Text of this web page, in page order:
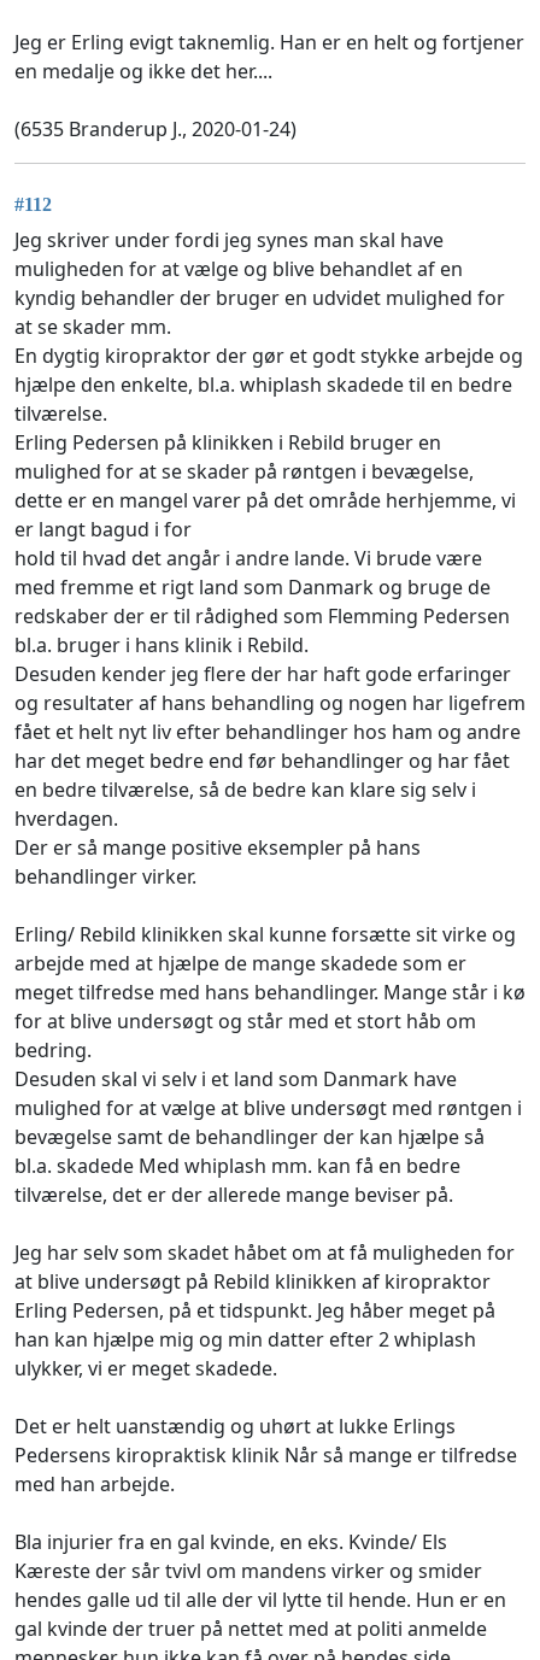
Jeg er Erling evigt taknemlig. Han er en helt og fortjener
en medalje og ikke det her....
(6535 Branderup J., 2020-01-24)
#112
Jeg skriver under fordi jeg synes man skal have
muligheden for at vælge og blive behandlet af en
kyndig behandler der bruger en udvidet mulighed for
at se skader mm.
En dygtig kiropraktor der gør et godt stykke arbejde og
hjælpe den enkelte, bl.a. whiplash skadede til en bedre
tilværelse.
Erling Pedersen på klinikken i Rebild bruger en
mulighed for at se skader på røntgen i bevægelse,
dette er en mangel varer på det område herhjemme, vi
er langt bagud i for
hold til hvad det angår i andre lande. Vi brude være
med fremme et rigt land som Danmark og bruge de
redskaber der er til rådighed som Flemming Pedersen
bl.a. bruger i hans klinik i Rebild.
Desuden kender jeg flere der har haft gode erfaringer
og resultater af hans behandling og nogen har ligefrem
fået et helt nyt liv efter behandlinger hos ham og andre
har det meget bedre end før behandlinger og har fået
en bedre tilværelse, så de bedre kan klare sig selv i
hverdagen.
Der er så mange positive eksempler på hans
behandlinger virker.
Erling/ Rebild klinikken skal kunne forsætte sit virke og
arbejde med at hjælpe de mange skadede som er
meget tilfredse med hans behandlinger. Mange står i kø
for at blive undersøgt og står med et stort håb om
bedring.
Desuden skal vi selv i et land som Danmark have
mulighed for at vælge at blive undersøgt med røntgen i
bevægelse samt de behandlinger der kan hjælpe så
bl.a. skadede Med whiplash mm. kan få en bedre
tilværelse, det er der allerede mange beviser på.
Jeg har selv som skadet håbet om at få muligheden for
at blive undersøgt på Rebild klinikken af kiropraktor
Erling Pedersen, på et tidspunkt. Jeg håber meget på
han kan hjælpe mig og min datter efter 2 whiplash
ulykker, vi er meget skadede.
Det er helt uanstændig og uhørt at lukke Erlings
Pedersens kiropraktisk klinik Når så mange er tilfredse
med han arbejde.
Bla injurier fra en gal kvinde, en eks. Kvinde/ Els
Kæreste der sår tvivl om mandens virker og smider
hendes galle ud til alle der vil lytte til hende. Hun er en
gal kvinde der truer på nettet med at politi anmelde